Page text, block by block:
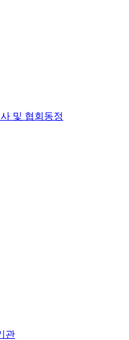
및 협회동정
관